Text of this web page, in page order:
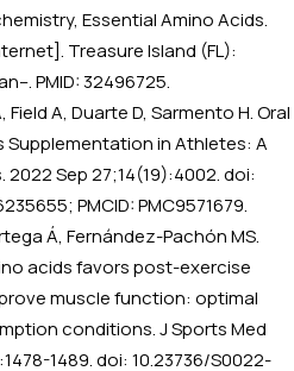
Essential Amino Acids.
Treasure Island (FL):
PMID: 32496725.
Field A, Duarte D, Sarmento H. Oral
Supplementation in Athletes: A
Sep 27;14(19):4002. doi:
PMCID: PMC9571679.
Á, Fernández-Pachón MS.
acids favors post-exercise
muscle function: optimal
conditions. J Sports Med
1489. doi: 10.23736/S0022-